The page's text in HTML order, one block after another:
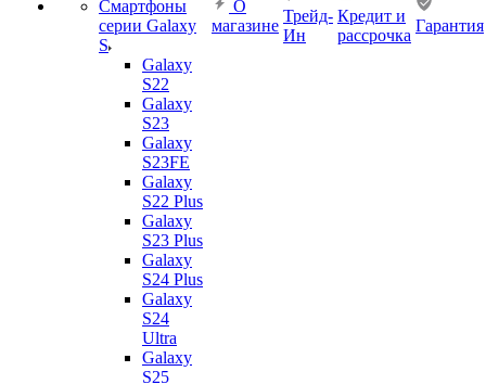
Смартфоны
серии Galaxy
S
Galaxy
S22
Galaxy
S23
Galaxy
S23FE
Galaxy
S22 Plus
Galaxy
S23 Plus
Galaxy
S24 Plus
Galaxy
S24
Ultra
Galaxy
S25
О
магазине
Трейд-
Ин
Кредит и
рассрочка
Гарантия